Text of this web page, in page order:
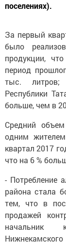
поселениях).
За первый
было
продукции,
период
тыс. литров;
Республики
больше, чем в
Средний объем
одним
квартал 2017
что на 6 %
- Потребление
района стала
тем, что в
продажей
начальник